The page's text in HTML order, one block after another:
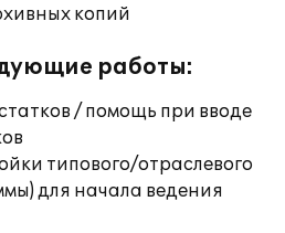
копий
работы:
/ помощь при вводе
типового/отраслевого
для начала ведения